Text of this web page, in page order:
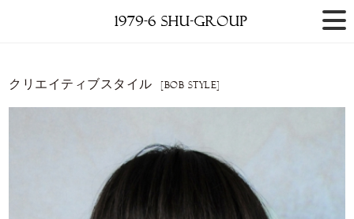
クリエイティブスタイル [BOB STYLE]